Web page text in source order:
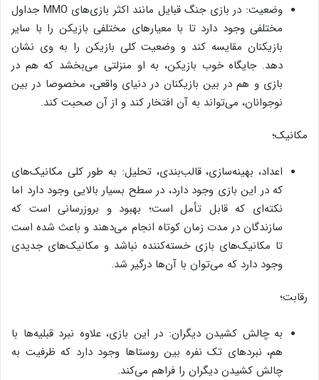
وضعیت: در بازی جنگ قبایل مانند اکثر بازی‌های MMO جداول
مختلفی وجود دارد تا با معیارهای مختلفی بازیکن را با سایر
بازیکنان مقایسه کند و وضعیت کلی بازیکن را به وی نشان
دهد. جایگاه خوب بازیکن، به او منزلتی می‌بخشد که هم در
بازی و هم در بین بازیکنان در دنیای واقعی، مخصوصا در بین
نوجوانان، می‌تواند به آن افتخار کند و از آن صحبت کند.
مکانیک؛
اعداد، بهینه‌سازی، قالب‌بندی، تحلیل: به طور کلی مکانیک‌های
که در این بازی وجود دارد، در سطح بسیار بالایی وجود دارد اما
نکته‌ای که قابل تأمل است؛ بهبود و بروزرسانی است که
سازندگان در مدت زمان کوتاه انجام می‌دهند و باعث شده است
تا مکانیک‌های بازی خسته‌کننده نباشد و مکانیک‌های جدیدی
وجود دارد که می‌توان با آن‌ها درگیر شد.
رقابت؛
به چالش کشیدن دیگران: در این بازی، علاوه نبرد قبلیه‌ها با
هم، نبردهای تک نفره بین روستاها وجود دارد که ظرفیت به
چالش کشیدن دیگران را فراهم می‌کند.